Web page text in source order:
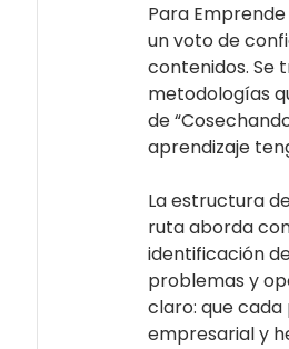
Para
un voto de
contenidos. Se
metodologías
de
aprendizaje
La estructura
ruta aborda
identificación
problemas y
claro: que
empresarial y